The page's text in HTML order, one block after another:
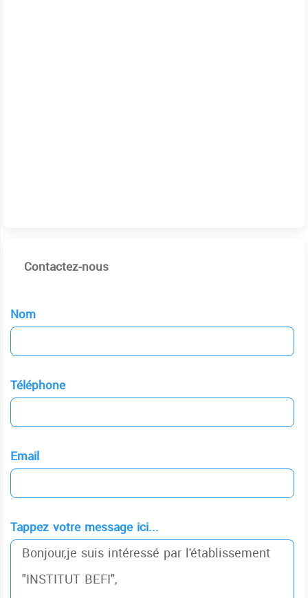
Contactez-nous
Nom
Téléphone
Email
Tappez votre message ici...